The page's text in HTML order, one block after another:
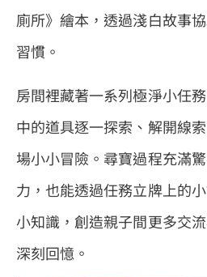
廁所》繪本，透過淺白故事
習慣。
房間裡藏著一系列極淨小任
中的道具逐一探索、解開線
場小小冒險。尋寶過程充滿
力，也能透過任務立牌上的
小知識，創造親子間更多交
深刻回憶。